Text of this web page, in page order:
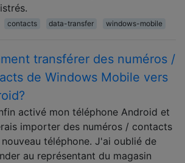
contacts data-transfer windows-mobile
transférer des numéros /
de Windows Mobile vers
activé mon téléphone Android et
importer des numéros / contacts
nouveau téléphone. J'ai oublié de
au représentant du magasin